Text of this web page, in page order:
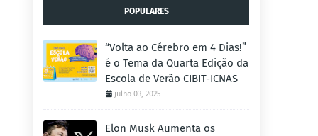
POPULARES
“Volta ao Cérebro em 4 Dias!”
é o Tema da Quarta Edição da
Escola de Verão CIBIT-ICNAS
julho 03, 2025
Elon Musk Aumenta os